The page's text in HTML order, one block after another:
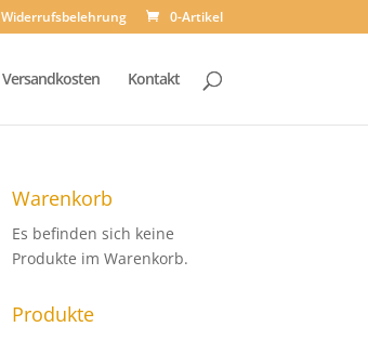
Widerrufsbelehrung 0-Artikel
Versandkosten Kontakt
Warenkorb
Es befinden sich keine
Produkte im Warenkorb.
Produkte